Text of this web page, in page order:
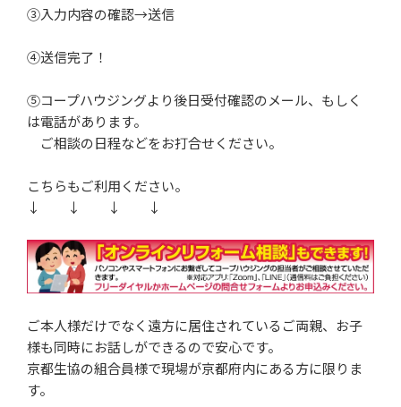
③入力内容の確認→送信
④送信完了！
⑤コープハウジングより後日受付確認のメール、もしく
は電話があります。
ご相談の日程などをお打合せください。
こちらもご利用ください。
↓ ↓ ↓ ↓
ご本人様だけでなく遠方に居住されているご両親、お子
様も同時にお話しができるので安心です。
京都生協の組合員様で現場が京都府内にある方に限りま
す。